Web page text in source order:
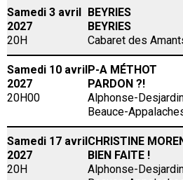
Samedi 3 avril
2027
20H
BEYRIES
BEYRIES
Cabaret des
Samedi 10 avril
2027
20H00
P-A MÉTHOT
PARDON ?!
Alphonse-
Beauce-
Samedi 17 avril
2027
20H
CHRISTINE
BIEN FAITE !
Alphonse-